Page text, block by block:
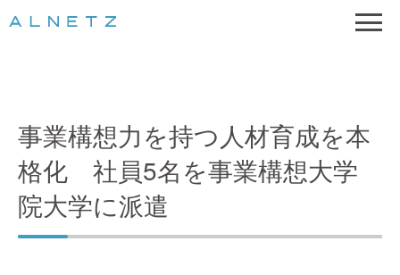
事業構想力を持つ人材育成を本
格化 社員5名を事業構想大学
院大学に派遣